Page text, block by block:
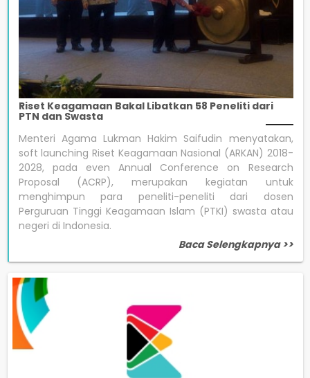
Riset Keagamaan Bakal Libatkan 58 Peneliti dari
PTN dan Swasta
Menteri Agama Lukman Hakim Saifudin menyatakan,
soft launching Riset Keagamaan Nasional (ARKAN) 2018-
2028, pada even Annual Conference on Research
Proposal (ACRP), merupakan kegiatan untuk
menghimpun para peneliti-peneliti dari dosen
Perguruan Tinggi Keagamaan Islam (PTKI) swasta atau
negeri di Indonesia.
Baca Selengkapnya >>